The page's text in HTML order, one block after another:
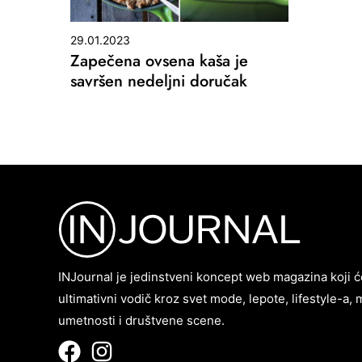
29.01.2023
Zapečena ovsena kaša je
savršen nedeljni doručak
INJournal je jedinstveni koncept web magazina koji
ultimativni vodič kroz svet mode, lepote, lifestyle-a,
umetnosti i društvene scene.